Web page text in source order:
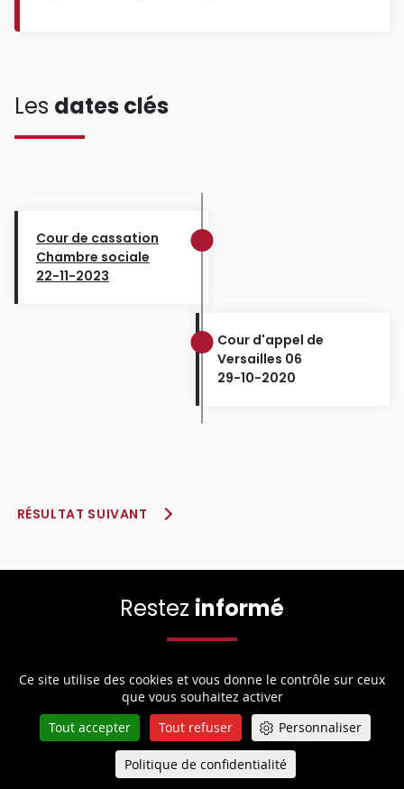
Ce site utilise des cookies et vous donne le contrôle sur ceux
que vous souhaitez activer
Tout accepter
Tout refuser Personnaliser
Politique de confidentialité
Les dates clés
Cour de cassation
Chambre sociale
22-11-2023
Cour d'appel de
Versailles 06
29-10-2020
RÉSULTAT SUIVANT
Restez informé
Restez informé en personnalisant vos alertes et
notifications. Abonnez-vous à toutes nos actualités.
Queue-Fair